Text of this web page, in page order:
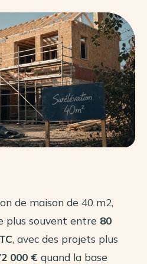
de maison de 40 m2,
plus souvent entre 80
, avec des projets plus
000 € quand la base